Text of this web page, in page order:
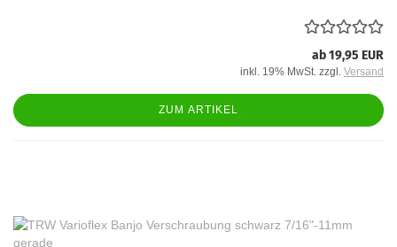
ab 19,95 EUR
inkl. 19% MwSt. zzgl. Versand
ZUM ARTIKEL